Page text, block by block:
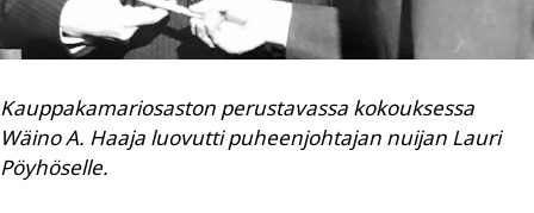
Kauppakamariosaston perustavassa kokouksessa
Wäino A. Haaja luovutti puheenjohtajan nuijan Lauri
Pöyhöselle.